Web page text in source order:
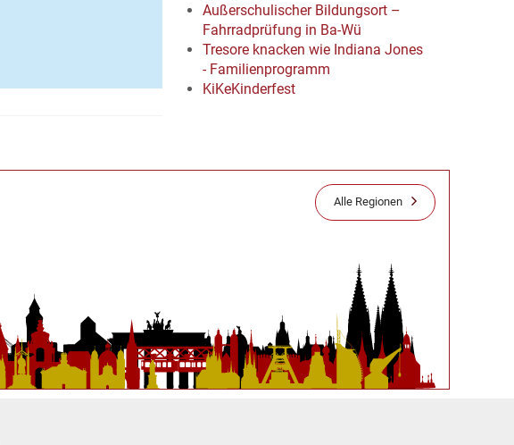
Alle Regionen
Außerschulischer Bildungsort –
Fahrradprüfung in Ba-Wü
Tresore knacken wie Indiana Jones
- Familienprogramm
KiKeKinderfest